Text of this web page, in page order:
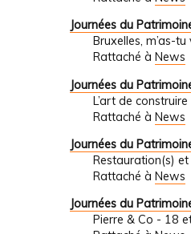
Journées du
Bruxelles, m’as-
Rattaché à News
Journées du
L’art de
Rattaché à News
Journées du
Restauration(s)
Rattaché à News
Journées du
Pierre & Co - 18